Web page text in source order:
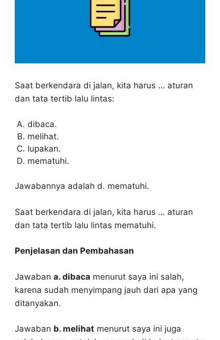
Saat berkendara di jalan, kita harus … aturan
dan tata tertib lalu lintas:
dibaca.
melihat.
lupakan.
mematuhi.
Jawabannya adalah d. mematuhi.
Saat berkendara di jalan, kita harus … aturan
dan tata tertib lalu lintas mematuhi.
Penjelasan dan Pembahasan
Jawaban a. dibaca menurut saya ini salah,
karena sudah menyimpang jauh dari apa yang
ditanyakan.
Jawaban b. melihat menurut saya ini juga